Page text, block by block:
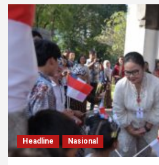
Headline Nasional